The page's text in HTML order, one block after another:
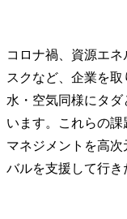
コロナ禍、資源エ
スクなど、企業を取
水・空気同様にタ
います。これらの
マネジメントを高
バルを支援して行き